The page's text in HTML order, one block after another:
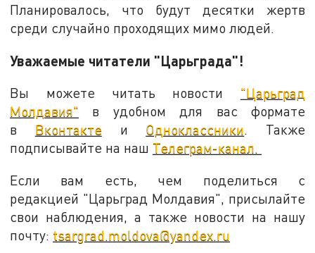
Планировалось, что будут десятки жертв
среди случайно проходящих мимо людей.
Уважаемые читатели "Царьграда"!
Вы можете читать новости "Царьград
Молдавия" в удобном для вас формате
в Вконтактеи Одноклассники. Также
подписывайте на наш Телеграм-канал.
Если вам есть, чем поделиться с
редакцией "Царьград Молдавия", присылайте
свои наблюдения, а также новости на нашу
почту: tsargrad.moldova@yandex.ru